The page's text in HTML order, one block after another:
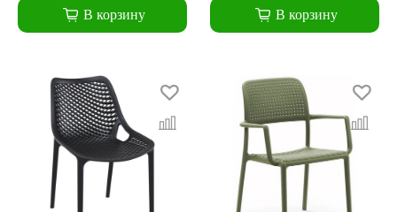
В корзину В корзину